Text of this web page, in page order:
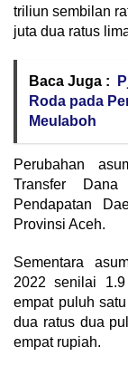
triliun sembilan
juta dua ratus
Baca Juga :
Roda pada
Meulaboh
Perubahan
Transfer
Pendapatan
Provinsi Aceh.
Sementara
2022 senilai
empat puluh
dua ratus dua
empat rupiah.